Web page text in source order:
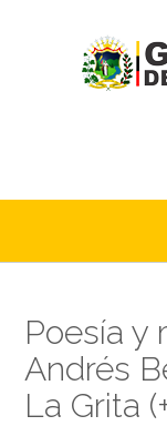
Poesía y
Andrés
La Grita